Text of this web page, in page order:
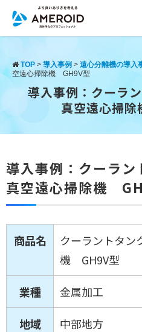
TOP > 導入事例 > 遠心分離機の導入
空遠心掃除機 GH9V型
導入事例：クーラ
真空遠心掃
導入事例：クーラ
真空遠心掃除機
商品名
クーラントタ
機 GH9V型
業種 金属加工
地域 中部地方